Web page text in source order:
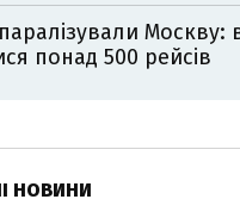
Москву:
понад 500 рейсів
НОВИНИ